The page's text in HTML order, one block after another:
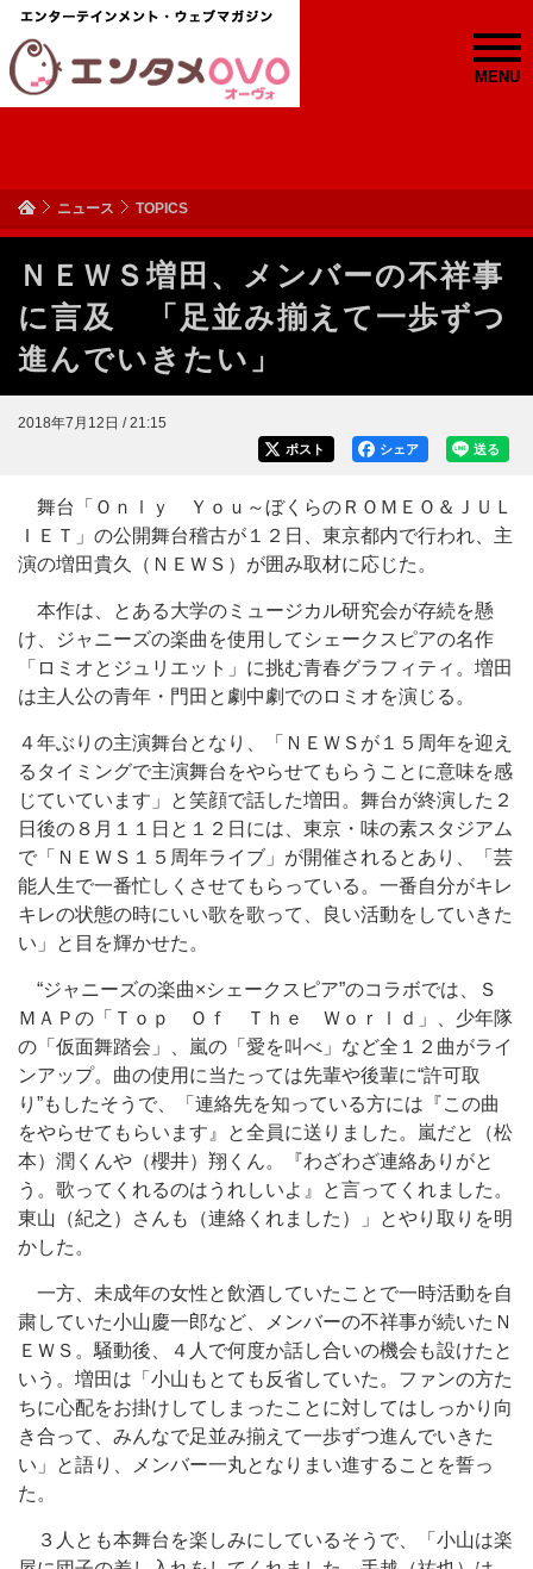
MENU
ニュース TOPICS
ＮＥＷＳ増田、メンバーの不祥事
に言及 「足並み揃えて一歩ずつ
進んでいきたい」
2018年7月12日 / 21:15
送る
シェア
ポスト
舞台「Ｏｎｌｙ Ｙｏｕ～ぼくらのＲＯＭＥＯ＆ＪＵＬ
ＩＥＴ」の公開舞台稽古が１２日、東京都内で行われ、主
演の増田貴久（ＮＥＷＳ）が囲み取材に応じた。
本作は、とある大学のミュージカル研究会が存続を懸
け、ジャニーズの楽曲を使用してシェークスピアの名作
「ロミオとジュリエット」に挑む青春グラフィティ。増田
は主人公の青年・門田と劇中劇でのロミオを演じる。
４年ぶりの主演舞台となり、「ＮＥＷＳが１５周年を迎え
るタイミングで主演舞台をやらせてもらうことに意味を感
じていています」と笑顔で話した増田。舞台が終演した２
日後の８月１１日と１２日には、東京・味の素スタジアム
で「ＮＥＷＳ１５周年ライブ」が開催されるとあり、「芸
能人生で一番忙しくさせてもらっている。一番自分がキレ
キレの状態の時にいい歌を歌って、良い活動をしていきた
い」と目を輝かせた。
“ジャニーズの楽曲×シェークスピア”のコラボでは、Ｓ
ＭＡＰの「Ｔｏｐ Ｏｆ Ｔｈｅ Ｗｏｒｌｄ」、少年隊
の「仮面舞踏会」、嵐の「愛を叫べ」など全１２曲がライ
ンアップ。曲の使用に当たっては先輩や後輩に“許可取
り”もしたそうで、「連絡先を知っている方には『この曲
をやらせてもらいます』と全員に送りました。嵐だと（松
本）潤くんや（櫻井）翔くん。『わざわざ連絡ありがと
う。歌ってくれるのはうれしいよ』と言ってくれました。
東山（紀之）さんも（連絡くれました）」とやり取りを明
かした。
一方、未成年の女性と飲酒していたことで一時活動を自
粛していた小山慶一郎など、メンバーの不祥事が続いたＮ
ＥＷＳ。騒動後、４人で何度か話し合いの機会も設けたと
いう。増田は「小山もとても反省していた。ファンの方た
ちに心配をお掛けしてしまったことに対してはしっかり向
き合って、みんなで足並み揃えて一歩ずつ進んでいきた
い」と語り、メンバー一丸となりまい進することを誓っ
た。
３人とも本舞台を楽しみにしているそうで、「小山は楽